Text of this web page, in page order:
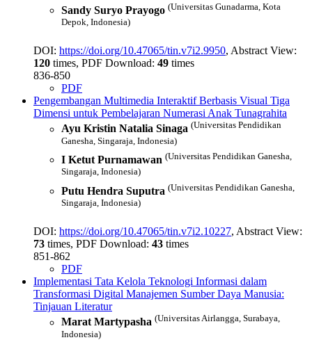
Sandy Suryo Prayogo (Universitas Gunadarma, Kota
Depok, Indonesia)
DOI: https://doi.org/10.47065/tin.v7i2.9950, Abstract View:
120 times, PDF Download: 49 times
836-850
PDF
Pengembangan Multimedia Interaktif Berbasis Visual Tiga
Dimensi untuk Pembelajaran Numerasi Anak Tunagrahita
Ayu Kristin Natalia Sinaga (Universitas Pendidikan
Ganesha, Singaraja, Indonesia)
I Ketut Purnamawan (Universitas Pendidikan Ganesha,
Singaraja, Indonesia)
Putu Hendra Suputra (Universitas Pendidikan Ganesha,
Singaraja, Indonesia)
DOI: https://doi.org/10.47065/tin.v7i2.10227, Abstract View:
73 times, PDF Download: 43 times
851-862
PDF
Implementasi Tata Kelola Teknologi Informasi dalam
Transformasi Digital Manajemen Sumber Daya Manusia:
Tinjauan Literatur
Marat Martypasha (Universitas Airlangga, Surabaya,
Indonesia)